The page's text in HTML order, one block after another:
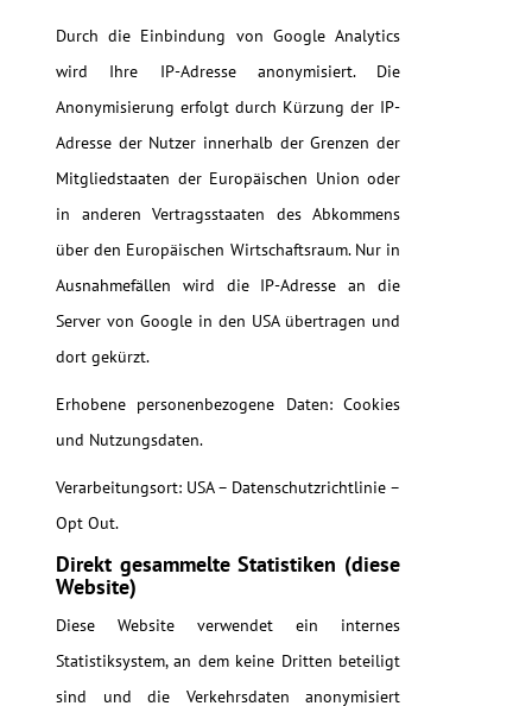
Durch die Einbindung von Google Analytics
wird Ihre IP-Adresse anonymisiert. Die
Anonymisierung erfolgt durch Kürzung der IP-
Adresse der Nutzer innerhalb der Grenzen der
Mitgliedstaaten der Europäischen Union oder
in anderen Vertragsstaaten des Abkommens
über den Europäischen Wirtschaftsraum. Nur in
Ausnahmefällen wird die IP-Adresse an die
Server von Google in den USA übertragen und
dort gekürzt.
Erhobene personenbezogene Daten: Cookies
und Nutzungsdaten.
Verarbeitungsort: USA – Datenschutzrichtlinie –
Opt Out.
Direkt gesammelte Statistiken (diese
Website)
Diese Website verwendet ein internes
Statistiksystem, an dem keine Dritten beteiligt
sind und die Verkehrsdaten anonymisiert